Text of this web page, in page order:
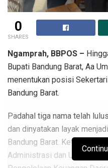
0
SHARES
Ngamprah, BBPOS –
Bupati Bandung Barat, Aa
menentukan posisi
Bandung Barat.
Padahal tiga nama telah
dan dinyatakan layak
Bandung Barat. Ketiganya
Administrasi dan Umum,